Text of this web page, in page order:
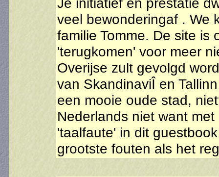
veel bewonderingaf . We
familie Tomme. De site is
'terugkomen' voor meer
Overijse zult gevolgd
van SkandinaviÎ en
een mooie oude stad,
Nederlands niet want
'taalfaute' in dit
grootste fouten als het